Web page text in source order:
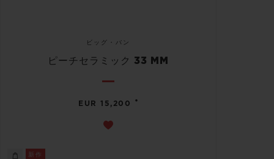
ビッグ・バン
ピーチセラミック 33 MM
EUR 15,200 •
新作